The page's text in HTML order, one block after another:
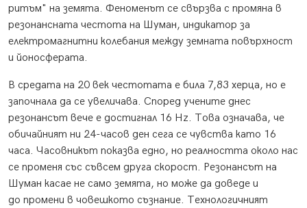
ритъм" на земята. Феноменът се свързва с промяна в
резонансната честота на Шуман, индикатор за
електромагнитни колебания между земната повърхност
и йоносферата.
В средата на 20 век честотата е била 7,83 херца, но е
започнала да се увеличава. Според учените днес
резонансът вече е достигнал 16 Hz. Това означава, че
обичайният ни 24-часов ден сега се чувства като 16
часа. Часовникът показва едно, но реалността около нас
се променя със съвсем друга скорост. Резонансът на
Шуман касае не само земята, но може да доведе и
до промени в човешкото съзнание. Технологичният